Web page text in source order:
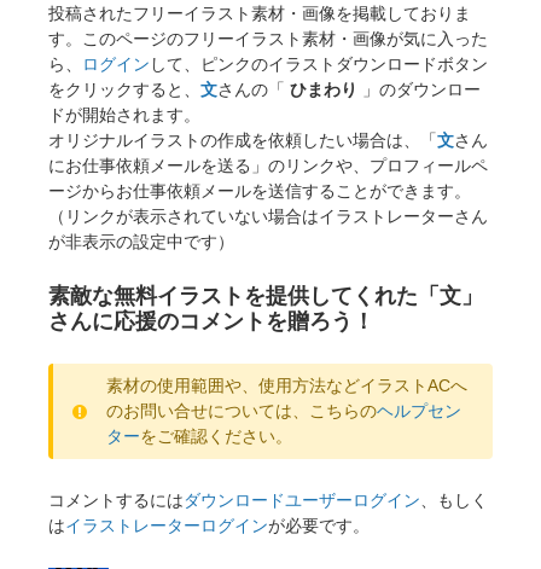
投稿されたフリーイラスト素材・画像を掲載しておりま
す。このページのフリーイラスト素材・画像が気に入った
ら、
ログイン して、ピンクのイラストダウンロードボタン
をクリックすると、 文さんの「 ひまわり
」のダウンロー
ドが開始されます。
オリジナルイラストの作成を依頼したい場合は、「文さん
にお仕事依頼メールを送る」のリンクや、プロフィールペ
ージからお仕事依頼メールを送信することができます。
（リンクが表示されていない場合はイラストレーターさん
が非表示の設定中です）
素敵な無料イラストを提供してくれた「文」
さんに応援のコメントを贈ろう！
素材の使用範囲や、使用方法などイラストACへ
のお問い合せについては、こちらのヘルプセン
ターをご確認ください。
コメントするにはダウンロードユーザーログイン、もしく
はイラストレーターログインが必要です。